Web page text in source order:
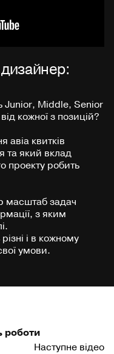
Junior, Middle, Senior
кожної з позицій?
авіа квитків
та який вклад
проекту робить
масштаб задач
з яким
і в кожному
умови.
роботи
Наступне відео